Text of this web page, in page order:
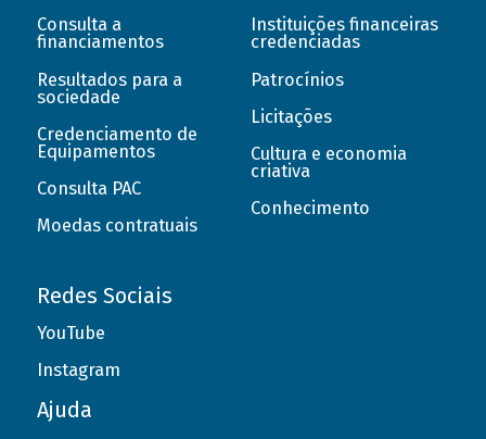
Consulta a
financiamentos
Resultados para a
sociedade
Credenciamento de
Equipamentos
Consulta PAC
Moedas contratuais
Instituições financeiras
credenciadas
Patrocínios
Licitações
Cultura e economia
criativa
Conhecimento
Redes Sociais
YouTube
Instagram
Ajuda